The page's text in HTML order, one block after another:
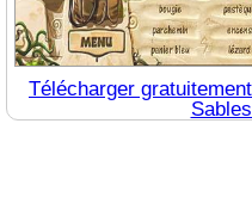
Télécharger